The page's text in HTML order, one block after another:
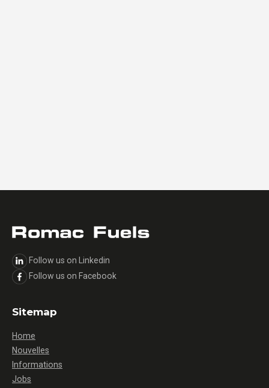
Follow us on Linkedin
Follow us on Facebook
Sitemap
Home
Nouvelles
Informations
Jobs